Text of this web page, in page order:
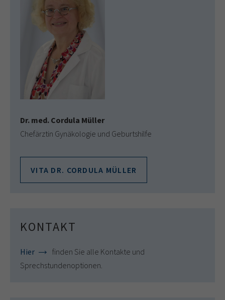
Dr. med. Cordula Müller
Chefärztin Gynäkologie und Geburtshilfe
VITA DR. CORDULA MÜLLER
KONTAKT
Hier
finden Sie alle Kontakte und
Sprechstundenoptionen.